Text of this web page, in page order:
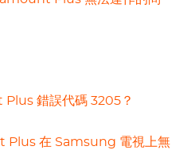
錯誤代碼 3205？
Plus 在 Samsung 電視上無